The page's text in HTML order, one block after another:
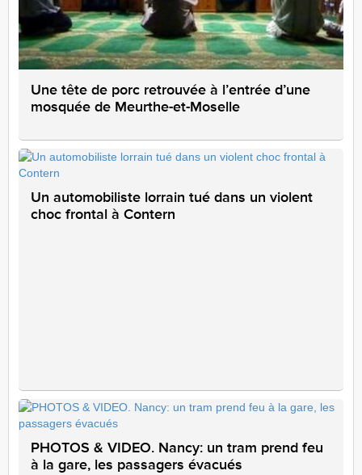
Une tête de porc retrouvée à l’entrée d’une
mosquée de Meurthe-et-Moselle
Un automobiliste lorrain tué dans un violent
choc frontal à Contern
PHOTOS & VIDEO. Nancy: un tram prend feu
à la gare, les passagers évacués